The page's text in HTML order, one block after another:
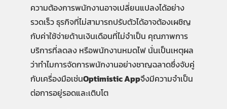
ความต้องการพนักงานอาจเปลี่ยนแปลงได้อย่าง
รวดเร็ว ธุรกิจที่ไม่สามารถปรับตัวได้อาจต้องเผชิญ
กับค่าใช้จ่ายด้านเงินเดือนที่ไม่จำเป็น คุณภาพการ
บริการที่ลดลง หรือพนักงานหมดไฟ นั่นเป็นเหตุผล
ว่าทำไมการจัดการพนักงานอย่างชาญฉลาดซึ่งจับคู่
กับเครื่องมือเช่นOptimistic Appจึงมีความจำเป็น
ต่อการอยู่รอดและเติบโต